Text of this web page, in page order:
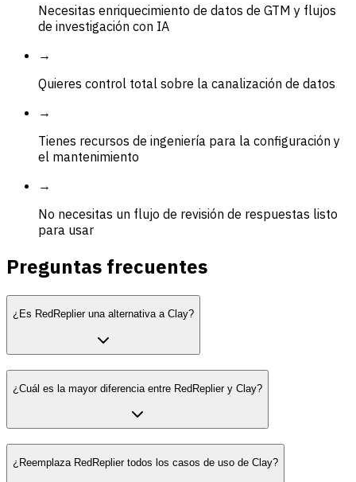
Necesitas enriquecimiento de datos de GTM y flujos
de investigación con IA
→
Quieres control total sobre la canalización de datos
→
Tienes recursos de ingeniería para la configuración y
el mantenimiento
→
No necesitas un flujo de revisión de respuestas listo
para usar
Preguntas frecuentes
¿Es RedReplier una alternativa a Clay?
¿Cuál es la mayor diferencia entre RedReplier y Clay?
¿Reemplaza RedReplier todos los casos de uso de Clay?